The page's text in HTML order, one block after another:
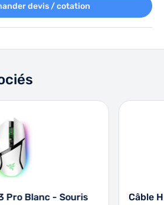
devis / cotation
Pro Blanc - Souris
Câble